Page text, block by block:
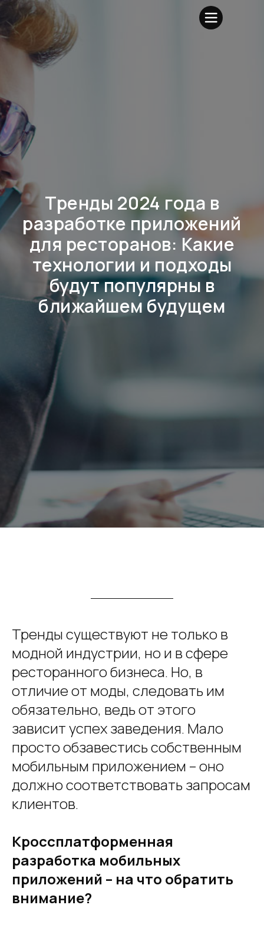
Тренды 2024 года в
разработке приложений
для ресторанов: Какие
технологии и подходы
будут популярны в
ближайшем будущем
Тренды существуют не только в
модной индустрии, но и в сфере
ресторанного бизнеса. Но, в
отличие от моды, следовать им
обязательно, ведь от этого
зависит успех заведения. Мало
просто обзавестись собственным
мобильным приложением – оно
должно соответствовать запросам
клиентов.
Кроссплатформенная
разработка мобильных
приложений – на что обратить
внимание?